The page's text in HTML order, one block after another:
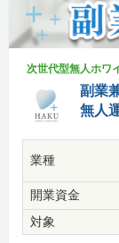
次世代型無人ホワ
副業
無人
業種
開業資金
対象